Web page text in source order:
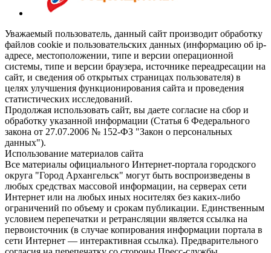
Уважаемый пользователь, данный сайт производит обработку
файлов cookie и пользовательских данных (информацию об ip-
адресе, местоположении, типе и версии операционной
системы, типе и версии браузера, источнике переадресации на
сайт, и сведения об открытых страницах пользователя) в
целях улучшения функционирования сайта и проведения
статистических исследований.
Продолжая использовать сайт, вы даете согласие на сбор и
обработку указанной информации (Статья 6 Федерального
закона от 27.07.2006 № 152-ФЗ "Закон о персональных
данных").
Использование материалов сайта
Все материалы официального Интернет-портала городского
округа "Город Архангельск" могут быть воспроизведены в
любых средствах массовой информации, на серверах сети
Интернет или на любых иных носителях без каких-либо
ограничений по объему и срокам публикации. Единственным
условием перепечатки и ретрансляции является ссылка на
первоисточник (в случае копирования информации портала в
сети Интернет — интерактивная ссылка). Предварительного